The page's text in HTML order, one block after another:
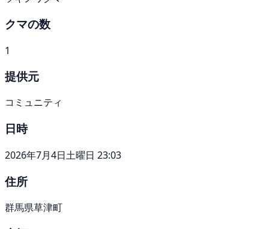
クマの数
1
提供元
コミュニティ
日時
2026年7月4日土曜日 23:03
住所
群馬県草津町